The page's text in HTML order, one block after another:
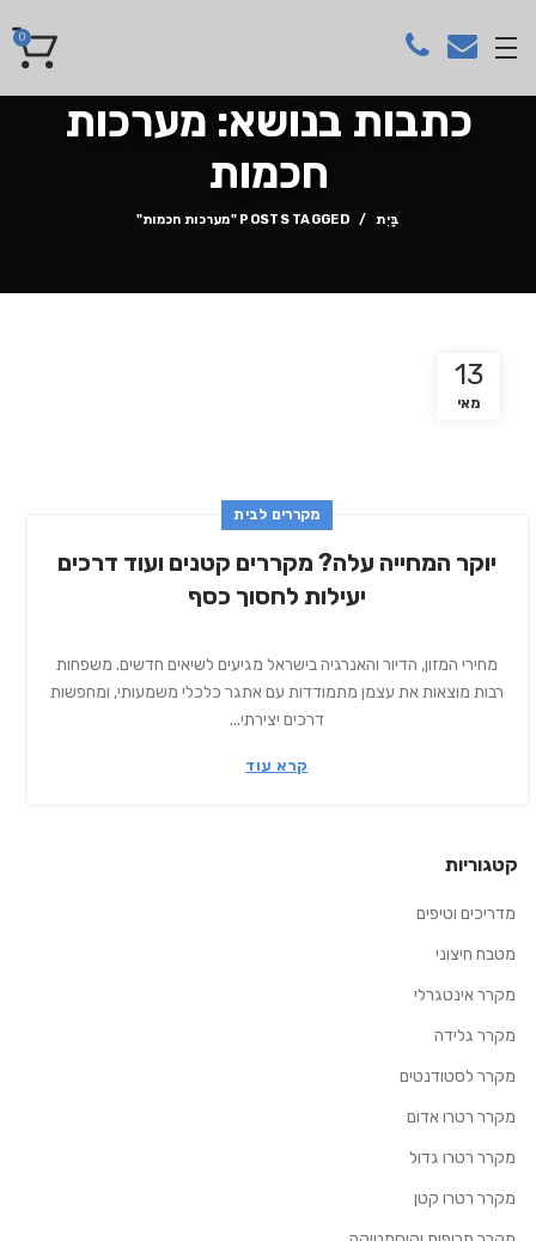
0
כתבות בנושא: מערכות
חכמות
בַּיִת POSTS TAGGED "מערכות חכמות"
13
מאי
מקררים לבית
יוקר המחייה עלה? מקררים קטנים ועוד דרכים
יעילות לחסוך כסף
מחירי המזון, הדיור והאנרגיה בישראל מגיעים לשיאים חדשים. משפחות
רבות מוצאות את עצמן מתמודדות עם אתגר כלכלי משמעותי, ומחפשות
דרכים יצירתי...
קרא עוד
קטגוריות
מדריכים וטיפים
מטבח חיצוני
מקרר אינטגרלי
מקרר גלידה
מקרר לסטודנטים
מקרר רטרו אדום
מקרר רטרו גדול
מקרר רטרו קטן